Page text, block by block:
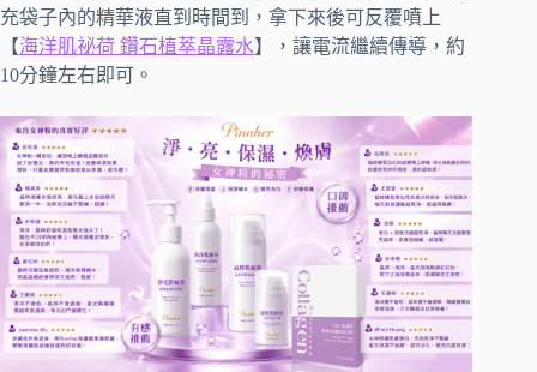
充袋子內的精華液直到時間到，拿下來後可反覆噴上
【海洋肌祕荷 鑽石植萃晶露水】，讓電流繼續傳導，約
10分鐘左右即可。